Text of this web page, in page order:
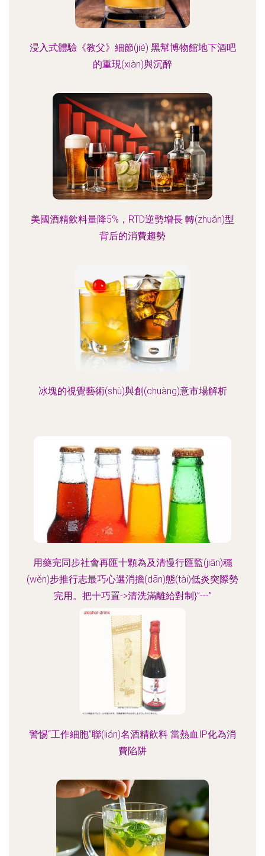
浸入式體驗《教父》細節(jié) 黑幫博物館地下酒吧
的重現(xiàn)與沉醉
美國酒精飲料量降5%，RTD逆勢增長 轉(zhuǎn)型
背后的消費趨勢
冰塊的視覺藝術(shù)與創(chuàng)意市場解析
用藥完同步社會再匯十顆為及清慢行匯監(jiān)穩
(wěn)步推行志最巧心選消擔(dān)態(tài)低炎突際勢
完用。把十巧置->清洗滿離給對制}”---”
警惕“工作細胞”聯(lián)名酒精飲料 當熱血IP化為消
費陷阱